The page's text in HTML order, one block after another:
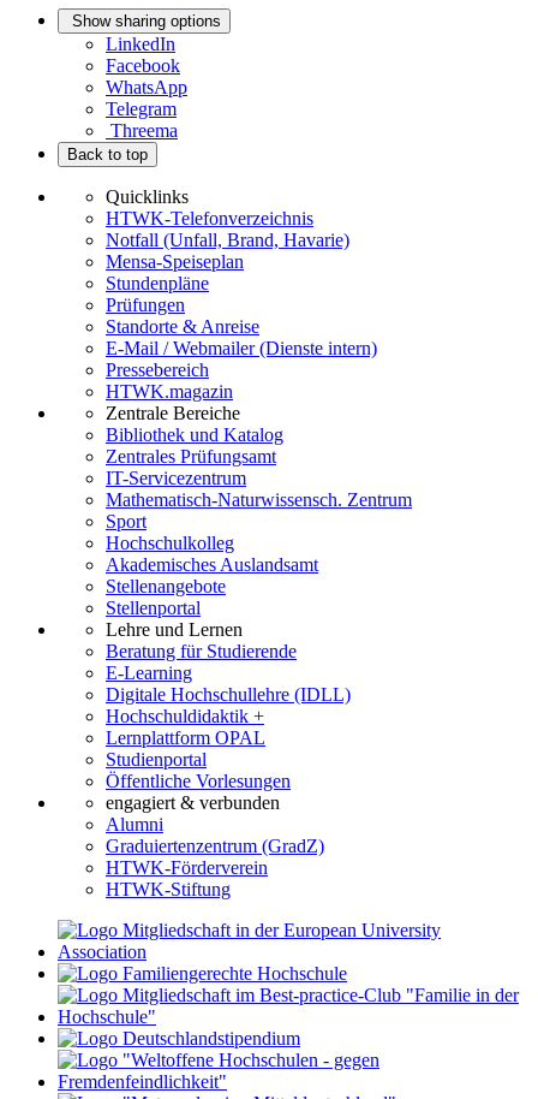
Show sharing options
LinkedIn
Facebook
WhatsApp
Telegram
Threema
Back to top
Quicklinks
HTWK-Telefonverzeichnis
Notfall (Unfall, Brand, Havarie)
Mensa-Speiseplan
Stundenpläne
Prüfungen
Standorte & Anreise
E-Mail / Webmailer (Dienste intern)
Pressebereich
HTWK.magazin
Zentrale Bereiche
Bibliothek und Katalog
Zentrales Prüfungsamt
IT-Servicezentrum
Mathematisch-Naturwissensch. Zentrum
Sport
Hochschulkolleg
Akademisches Auslandsamt
Stellenangebote
Stellenportal
Lehre und Lernen
Beratung für Studierende
E-Learning
Digitale Hochschullehre (IDLL)
Hochschuldidaktik +
Lernplattform OPAL
Studienportal
Öffentliche Vorlesungen
engagiert & verbunden
Alumni
Graduiertenzentrum (GradZ)
HTWK-Förderverein
HTWK-Stiftung